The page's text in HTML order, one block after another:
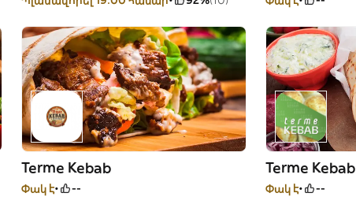
Terme Kebab
Փակ է --
Terme Kebab
Փակ է --